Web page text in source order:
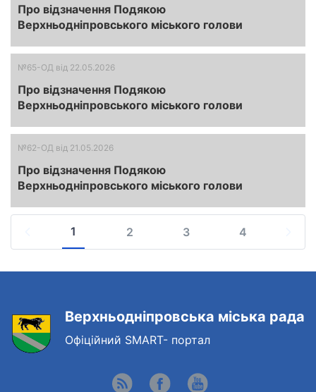
Про відзначення Подякою
Верхньодніпровського міського голови
№65-ОД від 22.05.2026
Про відзначення Подякою
Верхньодніпровського міського голови
№62-ОД від 21.05.2026
Про відзначення Подякою
Верхньодніпровського міського голови
1 2 3 4
Верхньодніпровська міська рада
Офіційний SMART- портал